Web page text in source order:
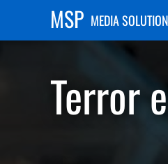
MSP MEDIA
Terror